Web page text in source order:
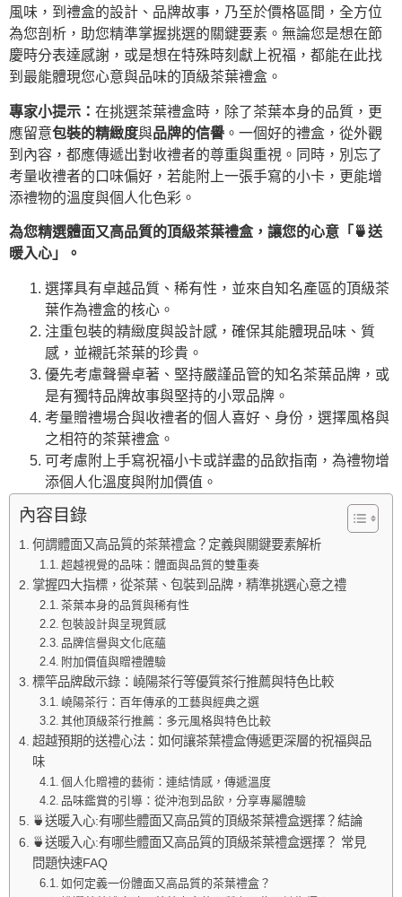
風味，到禮盒的設計、品牌故事，乃至於價格區間，全方位
為您剖析，助您精準掌握挑選的關鍵要素。無論您是想在節
慶時分表達感謝，或是想在特殊時刻獻上祝福，都能在此找
到最能體現您心意與品味的頂級茶葉禮盒。
專家小提示： 在挑選茶葉禮盒時，除了茶葉本身的品質，更
應留意包裝的精緻度與品牌的信譽。一個好的禮盒，從外觀
到內容，都應傳遞出對收禮者的尊重與重視。同時，別忘了
考量收禮者的口味偏好，若能附上一張手寫的小卡，更能增
添禮物的溫度與個人化色彩。
為您精選體面又高品質的頂級茶葉禮盒，讓您的心意「🍵送
暖入心」。
選擇具有卓越品質、稀有性，並來自知名產區的頂級茶
葉作為禮盒的核心。
注重包裝的精緻度與設計感，確保其能體現品味、質
感，並襯託茶葉的珍貴。
優先考慮聲譽卓著、堅持嚴謹品管的知名茶葉品牌，或
是有獨特品牌故事與堅持的小眾品牌。
考量贈禮場合與收禮者的個人喜好、身份，選擇風格與
之相符的茶葉禮盒。
可考慮附上手寫祝福小卡或詳盡的品飲指南，為禮物增
添個人化溫度與附加價值。
內容目錄
何謂體面又高品質的茶葉禮盒？定義與關鍵要素解析
超越視覺的品味：體面與品質的雙重奏
掌握四大指標，從茶葉、包裝到品牌，精準挑選心意之禮
茶葉本身的品質與稀有性
包裝設計與呈現質感
品牌信譽與文化底蘊
附加價值與贈禮體驗
標竿品牌啟示錄：嶢陽茶行等優質茶行推薦與特色比較
嶢陽茶行：百年傳承的工藝與經典之選
其他頂級茶行推薦：多元風格與特色比較
超越預期的送禮心法：如何讓茶葉禮盒傳遞更深層的祝福與品
味
個人化贈禮的藝術：連結情感，傳遞溫度
品味鑑賞的引導：從沖泡到品飲，分享專屬體驗
🍵送暖入心:有哪些體面又高品質的頂級茶葉禮盒選擇？結論
🍵送暖入心:有哪些體面又高品質的頂級茶葉禮盒選擇？ 常見
問題快速FAQ
如何定義一份體面又高品質的茶葉禮盒？